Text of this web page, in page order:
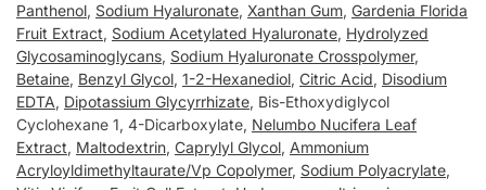
Panthenol, Sodium Hyaluronate, Xanthan Gum, Gardenia Florida
Fruit Extract, Sodium Acetylated Hyaluronate, Hydrolyzed
Glycosaminoglycans, Sodium Hyaluronate Crosspolymer,
Betaine, Benzyl Glycol, 1-2-Hexanediol, Citric Acid, Disodium
EDTA, Dipotassium Glycyrrhizate, Bis-Ethoxydiglycol
Cyclohexane 1, 4-Dicarboxylate, Nelumbo Nucifera Leaf
Extract, Maltodextrin, Caprylyl Glycol, Ammonium
Acryloyldimethyltaurate/Vp Copolymer, Sodium Polyacrylate,